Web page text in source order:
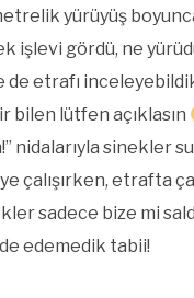
yürüyüş
işlevi gördü, ne
de etrafı
bilen lütfen açıklasın
nidalarıyla sinekler
çalışırken, etrafta
sadece bize mi
edemedik tabii!